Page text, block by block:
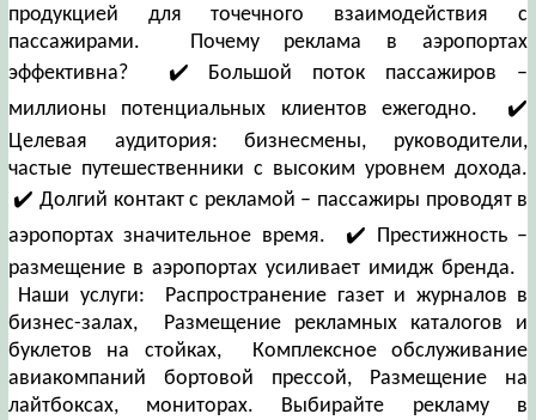
продукцией для точечного взаимодействия с
пассажирами. Почему реклама в аэропортах
эффективна? ✔️ Большой поток пассажиров –
миллионы потенциальных клиентов ежегодно. ✔️
Целевая аудитория: бизнесмены, руководители,
частые путешественники с высоким уровнем дохода.
✔️ Долгий контакт с рекламой – пассажиры проводят в
аэропортах значительное время. ✔️ Престижность –
размещение в аэропортах усиливает имидж бренда.
Наши услуги: Распространение газет и журналов в
бизнес-залах, Размещение рекламных каталогов и
буклетов на стойках, Комплексное обслуживание
авиакомпаний бортовой прессой, Размещение на
лайтбоксах, мониторах. Выбирайте рекламу в